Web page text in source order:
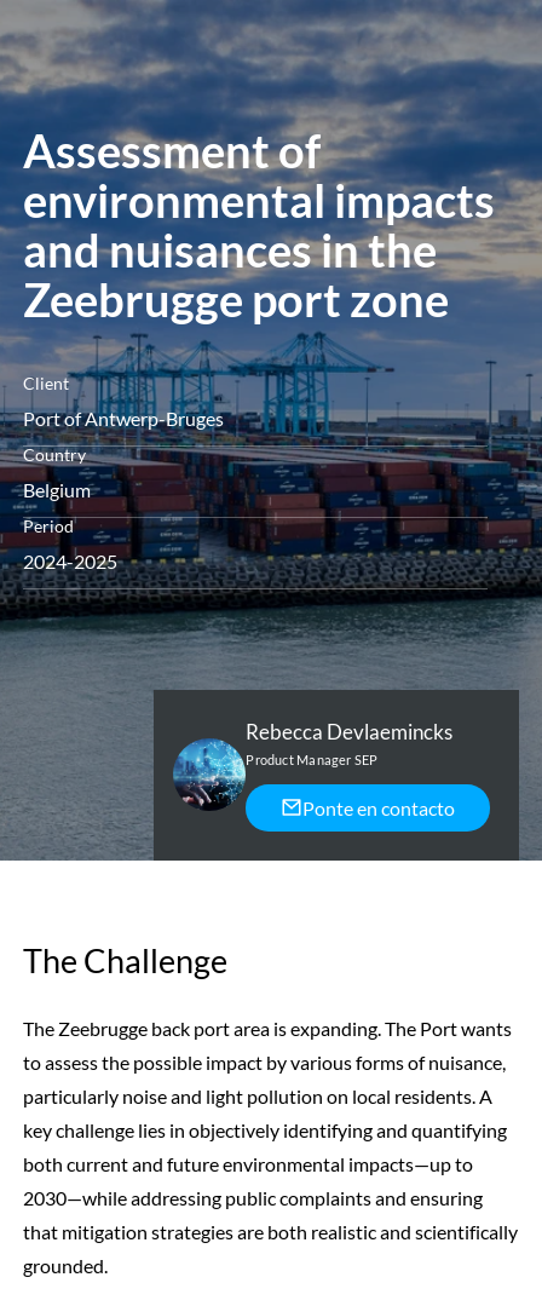
menú
Assessment of
environmental impacts
and nuisances in the
Zeebrugge port zone
Client
Port of Antwerp-Bruges
Country
Belgium
Period
2024-2025
Rebecca Devlaemincks
Product Manager SEP
Ponte en contacto
The Challenge
The Zeebrugge back port area is expanding. The Port wants
to assess the possible impact by various forms of nuisance,
particularly noise and light pollution on local residents. A
key challenge lies in objectively identifying and quantifying
both current and future environmental impacts—up to
2030—while addressing public complaints and ensuring
that mitigation strategies are both realistic and scientifically
grounded.